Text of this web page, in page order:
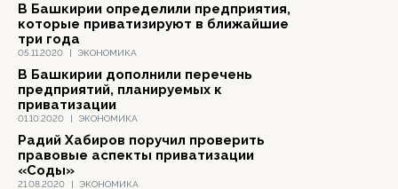
05.11.2020 | ЭКОНОМИКА
В Башкирии определили предприятия,
которые приватизируют в ближайшие
три года
01.10.2020 | ЭКОНОМИКА
В Башкирии дополнили перечень
предприятий, планируемых к
приватизации
21.08.2020 | ЭКОНОМИКА
Радий Хабиров поручил проверить
правовые аспекты приватизации
«Соды»